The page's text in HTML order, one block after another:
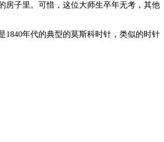
房子里。可惜，这位大师生卒年无考，其他
年代的典型的莫斯科时针，类似的时针